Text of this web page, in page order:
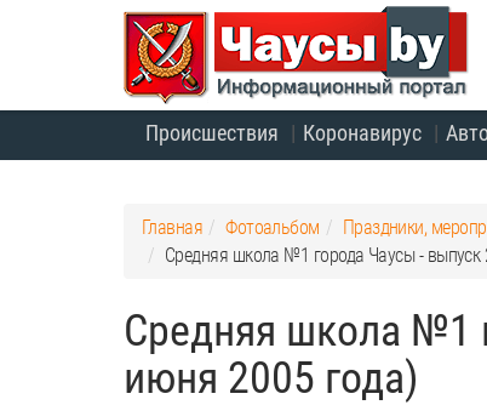
Происшествия Коронавирус
Главная Фотоальбом
Праздники,
Средняя школа №1 города Чаусы - выпуск
Средняя школа №1
июня 2005 года)